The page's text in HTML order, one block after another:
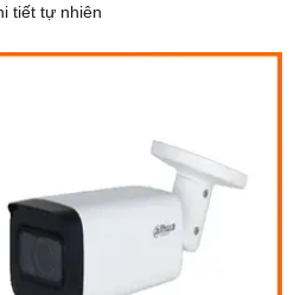
tiết tự nhiên